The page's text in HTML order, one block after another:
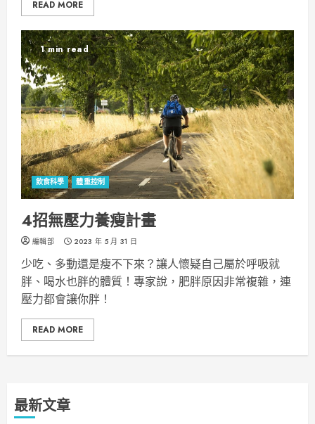
READ MORE
1 min read
飲食科學 體重控制
4招無壓力養瘦計畫
編輯部 2023 年 5 月 31 日
少吃、多動還是瘦不下來？讓人懷疑自己屬於呼吸就
胖、喝水也胖的體質！專家說，肥胖原因非常複雜，連
壓力都會讓你胖！
READ MORE
最新文章